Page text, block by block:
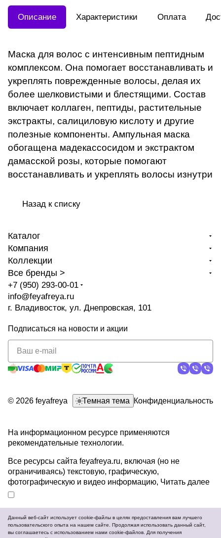
Описание Характеристики Оплата
Маска для волос с интенсивным пептидным
комплексом. Она помогает восстанавливать и
укреплять поврежденные волосы, делая их
более шелковистыми и блестящими. Состав
включает коллаген, пептиды, растительные
экстракты, салициловую кислоту и другие
полезные компоненты. Ампульная маска
обогащена мадекассосидом и экстрактом
дамасской розы, которые помогают
восстанавливать и укреплять волосы изнутри
Назад к списку
Каталог
Компания
Коллекции
Все бренды >
+7 (950) 293-00-01
info@feyafreya.ru
г. Владивосток, ул. Днепровская, 101
Подписаться на новости и акции
© 2026 feyafreya Темная тема Конфиденциальность
На информационном ресурсе применяются
рекомендательные технологии.
Все ресурсы сайта feyafreya.ru, включая (но не
ограничиваясь) текстовую, графическую,
фотографическую и видео информацию, Читать далее
Разработка и продвижение сайтов
Данный веб-сайт использует cookie-файлы в целях предоставления вам лучшего
пользовательского опыта на нашем сайте. Продолжая использовать данный сайт,
вы соглашаетесь с использованием нами cookie-файлов. Для получения